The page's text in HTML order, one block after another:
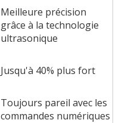
Meilleure précision
grâce à la technologie
ultrasonique
Jusqu'à 40% plus fort
Toujours pareil avec les
commandes numériques